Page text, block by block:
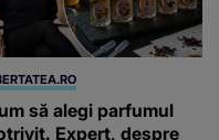
să alegi parfumul
Expert, despre